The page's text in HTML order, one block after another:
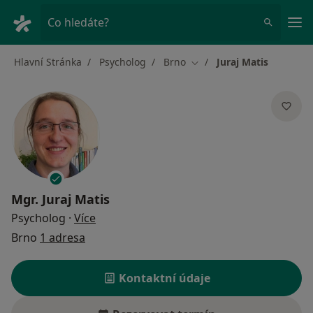
Co hledáte?
Hlavní Stránka Psycholog Brno Změna města
Juraj Matis
Mgr. Juraj Matis
Psycholog · Více
Brno 1 adresa
Kontaktní údaje